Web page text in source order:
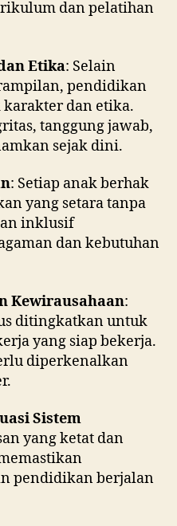
dan pelatihan
Etika: Selain
pendidikan
dan etika.
tanggung jawab,
sejak dini.
: Setiap anak berhak
yang setara tanpa
inklusif
dan kebutuhan
Kewirausahaan:
ditingkatkan untuk
yang siap bekerja.
diperkenalkan
Sistem
yang ketat dan
pendidikan berjalan